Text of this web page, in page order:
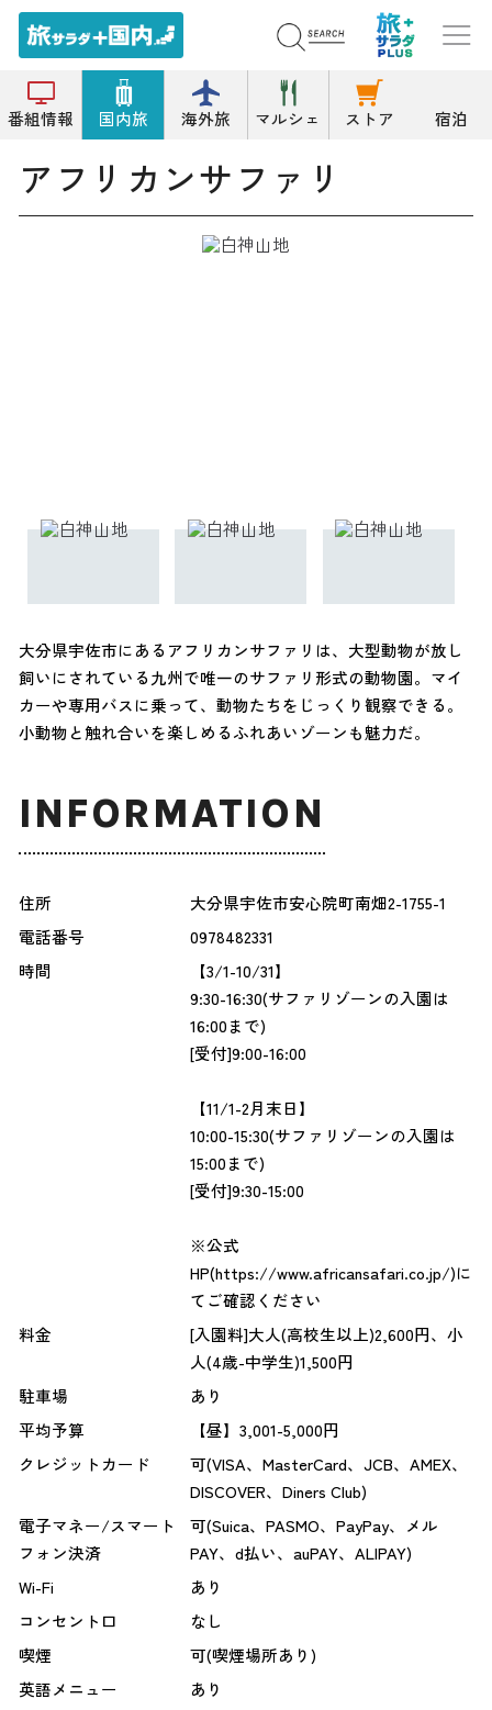
番組情報 国内旅 海外旅 マルシェ ストア 宿泊
トップ 動物園 アフリカンサファリ
アフリカンサファリ
大分県宇佐市にあるアフリカンサファリは、大型動物が放し
飼いにされている九州で唯一のサファリ形式の動物園。マイ
カーや専用バスに乗って、動物たちをじっくり観察できる。
小動物と触れ合いを楽しめるふれあいゾーンも魅力だ。
INFORMATION
住所
大分県宇佐市安心院町南畑2-1755-1
電話番号
0978482331
時間
【3/1-10/31】
9:30-16:30(サファリゾーンの入園は
16:00まで)
[受付]9:00-16:00
【11/1-2月末日】
10:00-15:30(サファリゾーンの入園は
15:00まで)
[受付]9:30-15:00
※公式
HP(https://www.africansafari.co.jp/)に
てご確認ください
料金
[入園料]大人(高校生以上)2,600円、小
人(4歳-中学生)1,500円
駐車場
あり
平均予算
【昼】3,001-5,000円
クレジットカード
可(VISA、MasterCard、JCB、AMEX、
DISCOVER、Diners Club)
電子マネー/スマート
フォン決済
可(Suica、PASMO、PayPay、メル
PAY、d払い、auPAY、ALIPAY)
Wi-Fi
あり
コンセント口
なし
喫煙
可(喫煙場所あり)
英語メニュー
あり